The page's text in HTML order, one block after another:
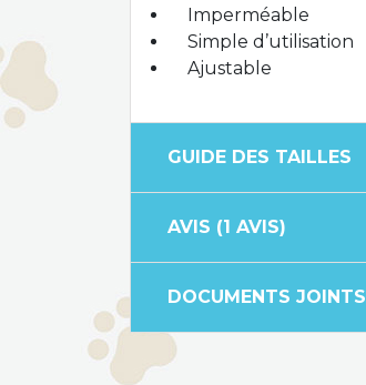
Imperméable
Simple d’utilisation
Ajustable
GUIDE DES TAILLES
AVIS (1 AVIS)
DOCUMENTS JOINTS